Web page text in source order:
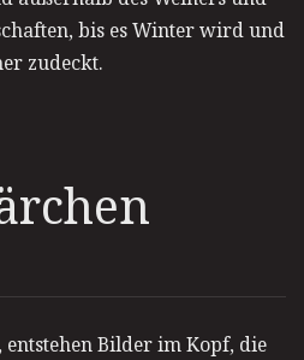
bis es Winter wird und
zudeckt.
Bilder im Kopf, die